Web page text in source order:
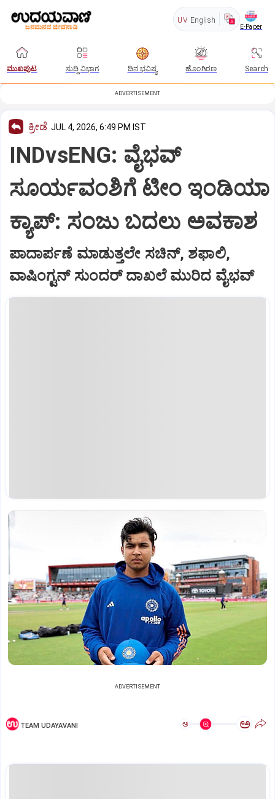
UV English
E-Paper
ಮುಖಪುಟ ಸುದ್ದಿ ವಿಭಾಗ ದಿನ ಭವಿಷ್ಯ ಹೊಂಗಿರಣ Search
ADVERTISEMENT
ಕ್ರೀಡೆ JUL 4, 2026, 6:49 PM IST
INDvsENG: ವೈಭವ್‌
ಸೂರ್ಯವಂಶಿಗೆ ಟೀಂ ಇಂಡಿಯಾ
ಕ್ಯಾಪ್: ಸಂಜು ಬದಲು ಅವಕಾಶ
ಪಾದಾರ್ಪಣೆ ಮಾಡುತ್ತಲೇ ಸಚಿನ್‌, ಶಫಾಲಿ,
ವಾಷಿಂಗ್ಟನ್‌ ಸುಂದರ್‌ ದಾಖಲೆ ಮುರಿದ ವೈಭವ್
ADVERTISEMENT
TEAM UDAYAVANI ಅ ಅ